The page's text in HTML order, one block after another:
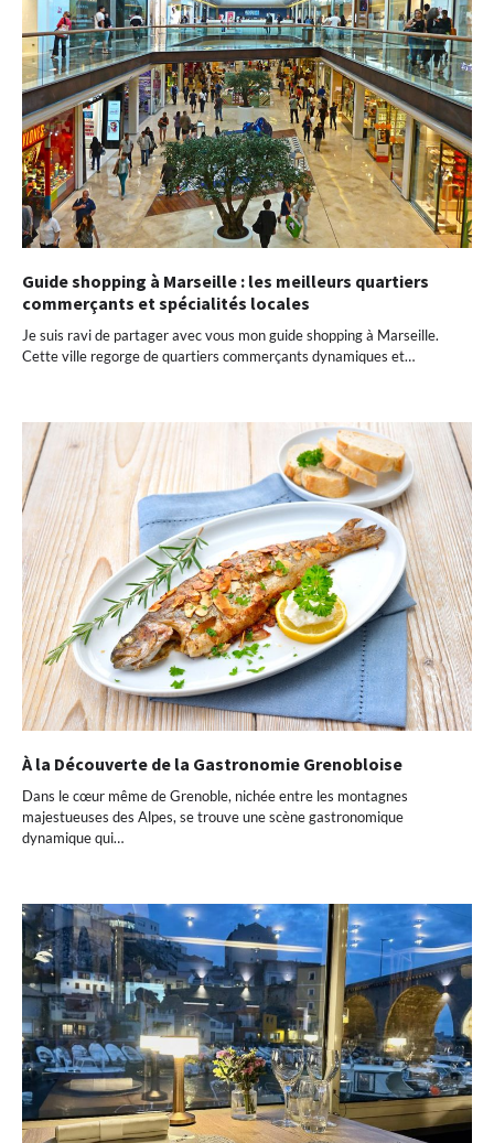
Guide shopping à Marseille : les meilleurs quartiers
commerçants et spécialités locales
Je suis ravi de partager avec vous mon guide shopping à Marseille.
Cette ville regorge de quartiers commerçants dynamiques et…
À la Découverte de la Gastronomie Grenobloise
Dans le cœur même de Grenoble, nichée entre les montagnes
majestueuses des Alpes, se trouve une scène gastronomique
dynamique qui…